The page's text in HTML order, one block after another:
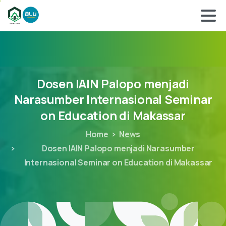
Dosen IAIN Palopo menjadi
Narasumber Internasional Seminar
on Educationdi Makassar
Home
News
Dosen IAIN Palopo menjadi Narasumber
Internasional Seminar on Education di Makassar